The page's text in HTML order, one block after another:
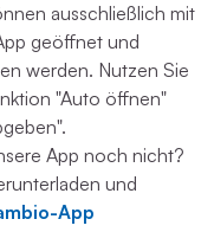
ausschließlich mit
geöffnet und
werden. Nutzen Sie
"Auto öffnen"
App noch nicht?
und
App